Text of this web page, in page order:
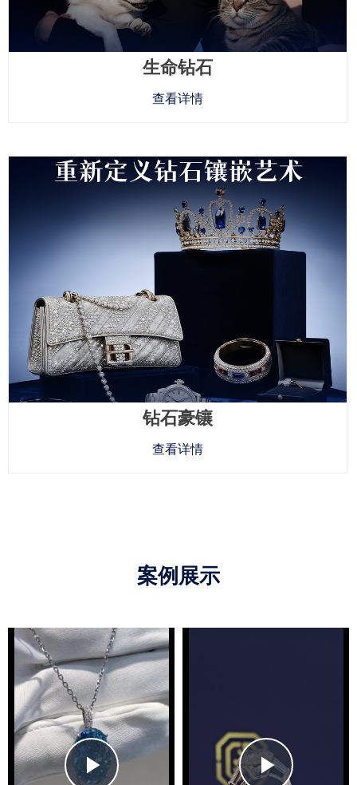
生命钻石
查看详情
钻石豪镶
查看详情
案例展示
Play
Play